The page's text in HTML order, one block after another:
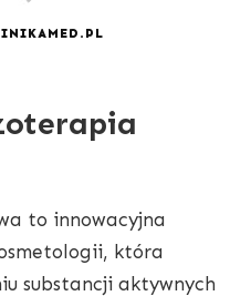
to innowacyjna
która
substancji aktywnych